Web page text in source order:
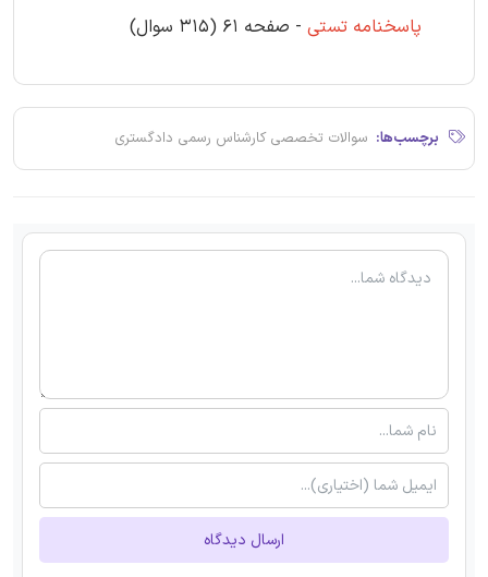
پاسخنامه تستی - صفحه 61 (315 سوال)
برچسب‌ها: سوالات تخصصی کارشناس رسمی دادگستری
ارسال دیدگاه